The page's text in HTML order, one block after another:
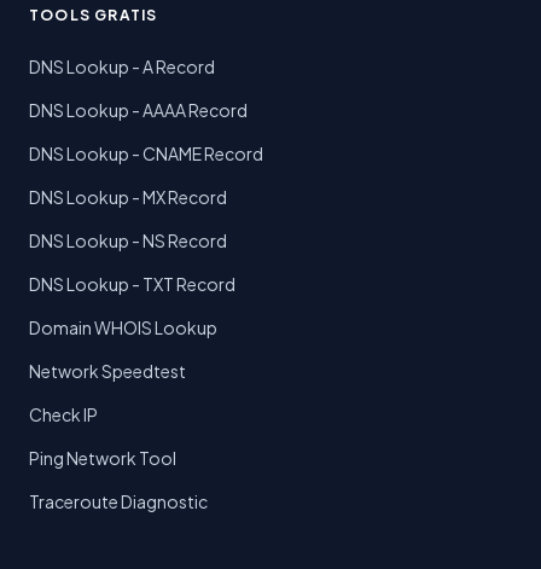
TOOLS GRATIS
DNS Lookup - A Record
DNS Lookup - AAAA Record
DNS Lookup - CNAME Record
DNS Lookup - MX Record
DNS Lookup - NS Record
DNS Lookup - TXT Record
Domain WHOIS Lookup
Network Speedtest
Check IP
Ping Network Tool
Traceroute Diagnostic